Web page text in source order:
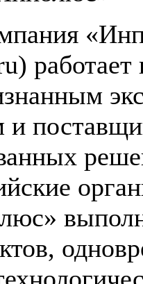
работает
и